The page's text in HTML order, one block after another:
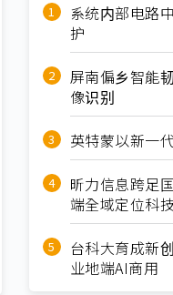
系统内部电路
护
屏南偏乡智能
像识别
英特蒙以新一
昕力信息跨足
端全域定位科技
台科大育成新
业地端AI商用